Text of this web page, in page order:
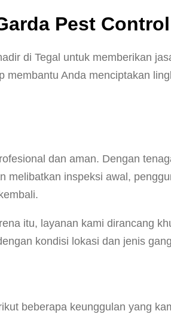
Pest Control
di Tegal untuk memberikan
Anda menciptakan
dan aman. Dengan
inspeksi awal,
itu, layanan kami dirancang
kondisi lokasi dan jenis
beberapa keunggulan yang